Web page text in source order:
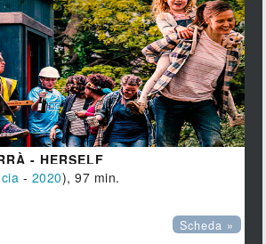
- HERSELF
- 2020), 97 min.
Scheda »